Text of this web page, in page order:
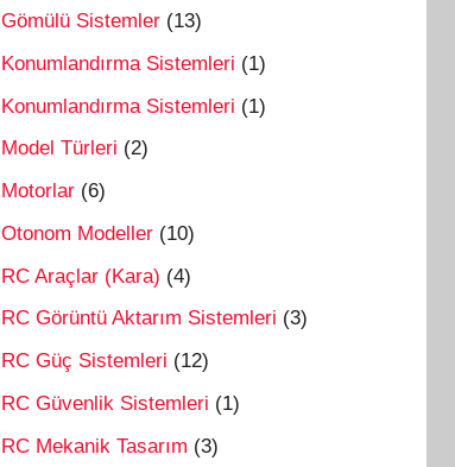
Gömülü Sistemler (13)
Konumlandırma Sistemleri (1)
Konumlandırma Sistemleri (1)
Model Türleri (2)
Motorlar (6)
Otonom Modeller (10)
RC Araçlar (Kara) (4)
RC Görüntü Aktarım Sistemleri (3)
RC Güç Sistemleri (12)
RC Güvenlik Sistemleri (1)
RC Mekanik Tasarım (3)